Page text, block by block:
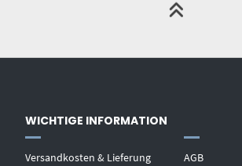
WICHTIGE INFORMATION
Versandkosten & Lieferung
AGB